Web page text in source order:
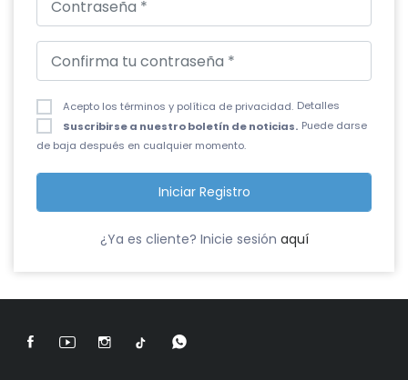
Acepto los términos y política de privacidad. Detalles
Suscribirse a nuestro boletín de noticias. Puede darse
de baja después en cualquier momento.
Iniciar Registro
¿Ya es cliente? Inicie sesión aquí